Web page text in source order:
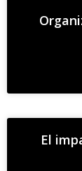
El